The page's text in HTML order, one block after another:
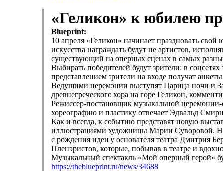
«Геликон» к юбилею
Blueprint:
10 апреля «Геликон» начинает праздновать
искусства награждать будут не артистов,
существующий на оперных сценах в самых
Выбирать победителей будут зрители: в
представлением зрители на входе получат
Ведущими церемонии выступят Царица ночи и
древнегреческого хора на горе Геликон,
Режиссер-постановщик музыкальной
хореографию и пластику отвечает Эдвальд
Как и всегда, к событию представят новую
иллюстрациями художницы Марии Суворовой.
с рождения идеи у основателя театра Дмитрия
Пленэристов, которые, побывав в театре и
Музыкальный спектакль «Мой оперный герой»
https://theblueprint.ru/news/34688